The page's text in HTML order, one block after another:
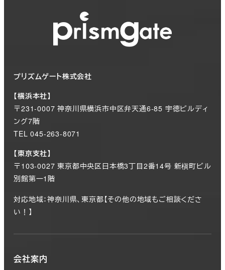
プリズムゲート株式会社
【横浜本社】
〒231-0007 神奈川県横浜市中区弁天通6-85 宇徳ビルディ
ング7階
TEL 045-263-8071
【東京支社】
〒103-0027 東京都中央区日本橋3丁目2番14号 新槇町ビル
別館第一1階
対応地域：神奈川県、東京都【その他の地域もご相談くださ
い！】
会社案内